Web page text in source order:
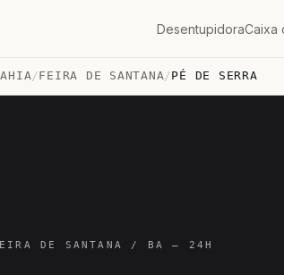
DesentupidoraCaixa
/FEIRA DE SANTANA/PÉ DE SERRA
DE SANTANA / BA — 24H